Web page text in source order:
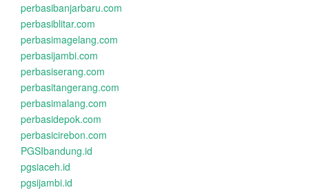
perbasibanjarbaru.com
perbasiblitar.com
perbasimagelang.com
perbasijambi.com
perbasiserang.com
perbasitangerang.com
perbasimalang.com
perbasidepok.com
perbasicirebon.com
PGSIbandung.id
pgsiaceh.id
pgsijambi.id